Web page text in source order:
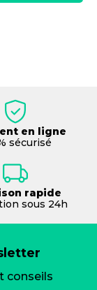
en ligne
sécurisé
rapide
sous 24h
conseils